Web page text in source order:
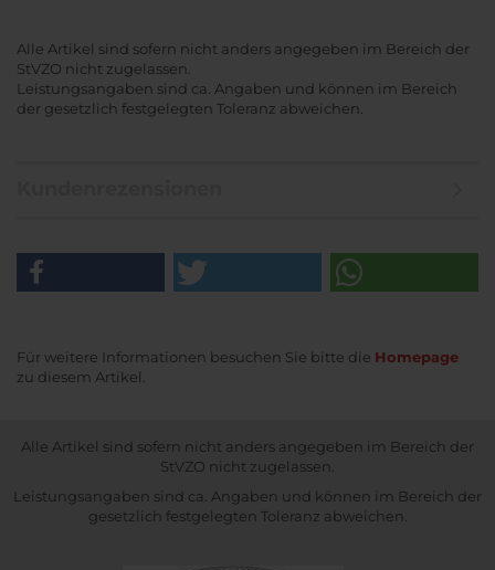
Alle Artikel sind sofern nicht anders angegeben im Bereich der
StVZO nicht zugelassen.
Leistungsangaben sind ca. Angaben und können im Bereich
der gesetzlich festgelegten Toleranz abweichen.
Für weitere Informationen besuchen Sie bitte die Homepage
zu diesem Artikel.
Alle Artikel sind sofern nicht anders angegeben im Bereich der
StVZO nicht zugelassen.
Leistungsangaben sind ca. Angaben und können im Bereich der
gesetzlich festgelegten Toleranz abweichen.